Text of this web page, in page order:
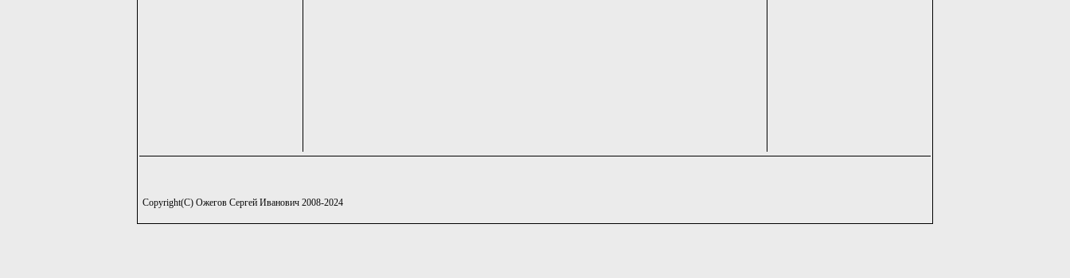
Copyright(C) Ожегов Сергей Иванович 2008-2024